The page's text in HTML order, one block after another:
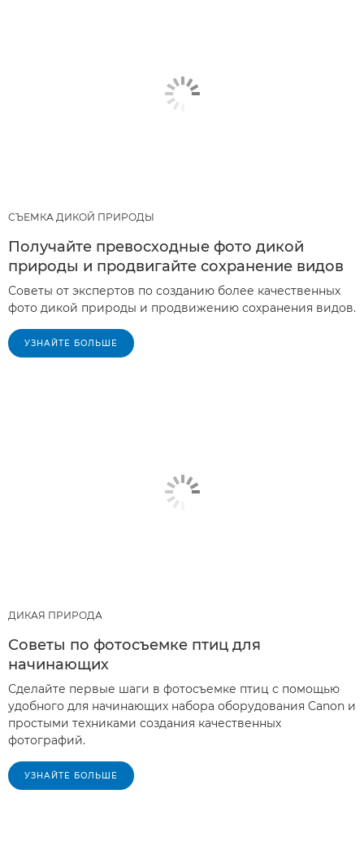
СЪЕМКА ДИКОЙ ПРИРОДЫ
Получайте превосходные фото дикой
природы и продвигайте сохранение видов
Советы от экспертов по созданию более качественных
фото дикой природы и продвижению сохранения видов.
УЗНАЙТЕ БОЛЬШЕ
ДИКАЯ ПРИРОДА
Советы по фотосъемке птиц для
начинающих
Сделайте первые шаги в фотосъемке птиц с помощью
удобного для начинающих набора оборудования Canon и
простыми техниками создания качественных
фотографий.
УЗНАЙТЕ БОЛЬШЕ